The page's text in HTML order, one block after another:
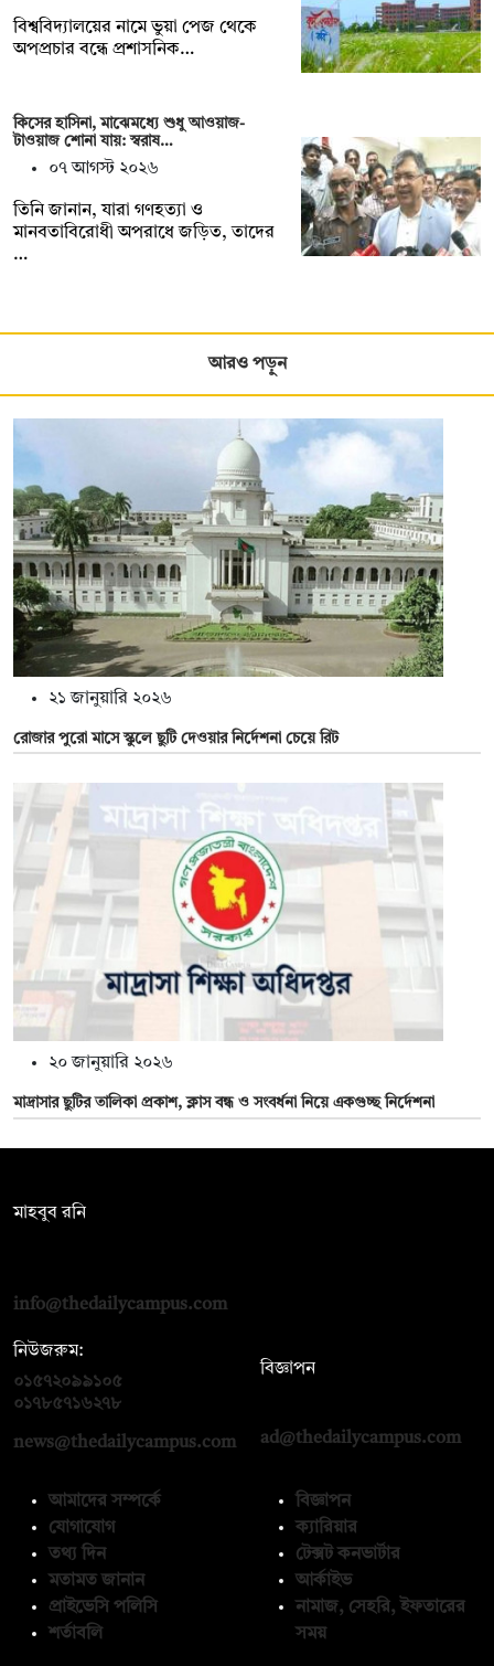
বিশ্ববিদ্যালয়ের নামে ভুয়া পেজ থেকে
অপপ্রচার বন্ধে প্রশাসনিক…
কিসের হাসিনা, মাঝেমধ্যে শুধু আওয়াজ-
টাওয়াজ শোনা যায়: স্বরাষ…
০৭ আগস্ট ২০২৬
তিনি জানান, যারা গণহত্যা ও
মানবতাবিরোধী অপরাধে জড়িত, তাদের
…
আরও পড়ুন
২১ জানুয়ারি ২০২৬
রোজার পুরো মাসে স্কুলে ছুটি দেওয়ার নির্দেশনা চেয়ে রিট
২০ জানুয়ারি ২০২৬
মাদ্রাসার ছুটির তালিকা প্রকাশ, ক্লাস বন্ধ ও সংবর্ধনা নিয়ে একগুচ্ছ নির্দেশনা
মাহবুব রনি
info@thedailycampus.com
নিউজরুম:
০১৫৭২০৯৯১০৫
০১৭৮৫৭১৬২৭৮
news@thedailycampus.com
বিজ্ঞাপন
ad@thedailycampus.com
আমাদের সম্পর্কে
যোগাযোগ
তথ্য দিন
মতামত জানান
প্রাইভেসি পলিসি
শর্তাবলি
বিজ্ঞাপন
ক্যারিয়ার
টেক্সট কনভার্টার
আর্কাইভ
নামাজ, সেহরি, ইফতারের
সময়